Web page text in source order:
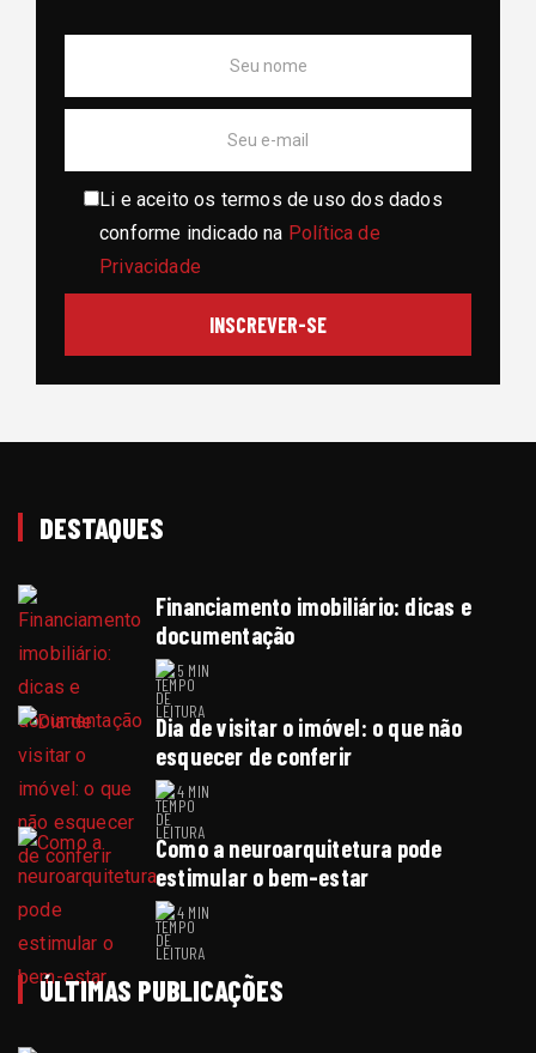
Li e aceito os termos de uso dos dados
conforme indicado na Política de
Privacidade
DESTAQUES
Financiamento imobiliário: dicas e
documentação
5 MIN
Dia de visitar o imóvel: o que não
esquecer de conferir
4 MIN
Como a neuroarquitetura pode
estimular o bem-estar
4 MIN
ÚLTIMAS PUBLICAÇÕES